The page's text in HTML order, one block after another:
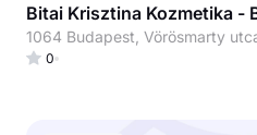
Bitai Krisztina Kozmetika -
1064 Budapest, Vörösmarty
0